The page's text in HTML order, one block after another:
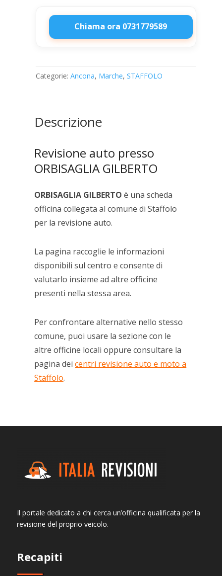
Chiama ora 0731779589
ORBISAGLIA
quantità
Categorie: Ancona, Marche, STAFFOLO
Descrizione
Revisione auto presso
ORBISAGLIA GILBERTO
ORBISAGLIA GILBERTO è una scheda
officina collegata al comune di Staffolo
per la revisione auto.
La pagina raccoglie le informazioni
disponibili sul centro e consente di
valutarlo insieme ad altre officine
presenti nella stessa area.
Per confrontare alternative nello stesso
comune, puoi usare la sezione con le
altre officine locali oppure consultare la
pagina deicentri revisione auto e moto a
Staffolo.
Il portale dedicato a chi cerca un’officina qualificata per la
revisione del proprio veicolo.
Recapiti